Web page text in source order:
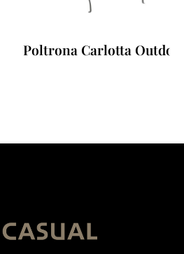
Carlotta Outdoor